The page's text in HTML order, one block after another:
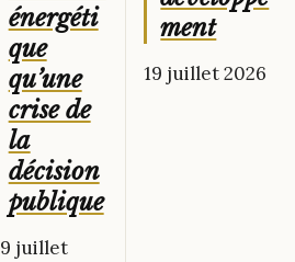
énergéti
que
qu’une
crise de
la
décision
publique
juillet
ment
19 juillet 2026